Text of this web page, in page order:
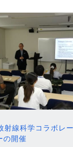
射線科学コラボレ
の開催